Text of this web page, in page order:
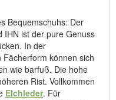
Bequemschuhs: Der
IHN ist der pure Genuss
In der
können sich
wie barfuß. Die hohe
Rist. Vollkommen
Elchleder. Für